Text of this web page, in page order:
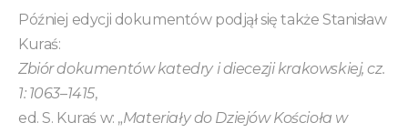
Później edycji dokumentów podjął się także Stanisław
Kuraś:
Zbiór dokumentów katedry i diecezji krakowskiej, cz.
1: 1063–1415,
ed. S. Kuraś w: „Materiały do Dziejów Kościoła w